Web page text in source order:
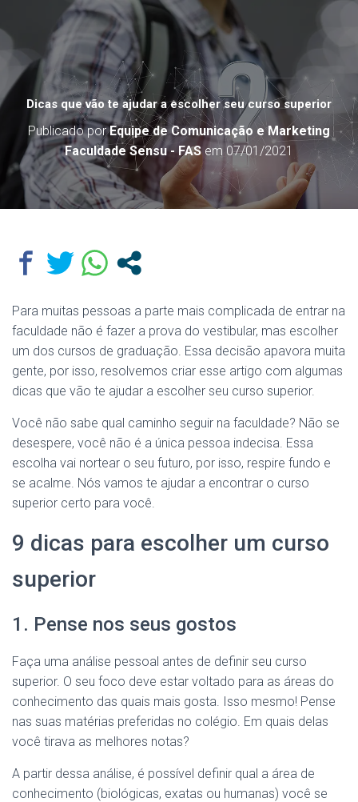
Dicas que vão te ajudar a escolher seu curso superior
Publicado porEquipe de Comunicação e Marketing
Faculdade Sensu - FASem 07/01/2021
Para muitas pessoas a parte mais complicada de entrar na
faculdade não é fazer a prova do vestibular, mas escolher
um dos cursos de graduação. Essa decisão apavora muita
gente, por isso, resolvemos criar esse artigo com algumas
dicas que vão te ajudar a escolher seu curso superior.
Você não sabe qual caminho seguir na faculdade? Não se
desespere, você não é a única pessoa indecisa. Essa
escolha vai nortear o seu futuro, por isso, respire fundo e
se acalme. Nós vamos te ajudar a encontrar o curso
superior certo para você.
9 dicas para escolher um curso
superior
1. Pense nos seus gostos
Faça uma análise pessoal antes de definir seu curso
superior. O seu foco deve estar voltado para as áreas do
conhecimento das quais mais gosta. Isso mesmo! Pense
nas suas matérias preferidas no colégio. Em quais delas
você tirava as melhores notas?
A partir dessa análise, é possível definir qual a área de
conhecimento (biológicas, exatas ou humanas) você se